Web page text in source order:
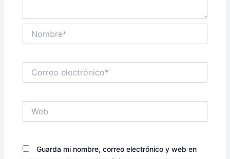
electrónico*
Guarda mi nombre, correo electrónico y web en